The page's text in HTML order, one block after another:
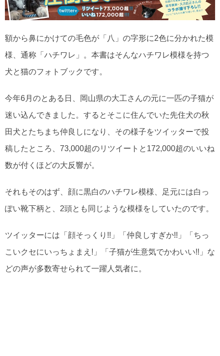
額から鼻にかけての毛色が「八」の字形に2色に分かれた模
様、通称「ハチワレ」。本書はそんなハチワレ模様を持つ
犬と猫のフォトブックです。
今年6月のとある日、岡山県の大工さんの元に一匹の子猫が
迷い込んできました。するとそこに住んでいた先住犬の秋
田犬とたちまち仲良しになり、その様子をツイッターで投
稿したところ、73,000超のリツイートと172,000超のいいね
数が付くほどの大反響が。
それもそのはず、顔に黒白のハチワレ模様、足元には白っ
ぽい靴下柄と、2頭とも同じような模様をしていたのです。
ツイッターには「顔そっくり!!」「仲良しすぎか!!」「ちっ
こいクセにいっちょまえ!」「子猫が生意気でかわいい!!」な
どの声が多数寄せられて一躍人気者に。